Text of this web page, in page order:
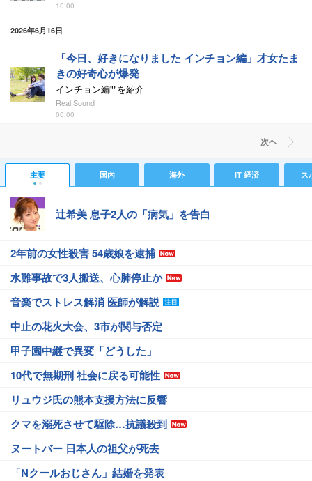
10:00
2026年6月16日
「今日、好きになりました インチョン編」才女たま
きの好奇心が爆発
インチョン編""を紹介
Real Sound
00:00
次ヘ
主要 国内 海外 IT 経済 ス
辻希美 息子2人の「病気」を告白
2年前の女性殺害 54歳娘を逮捕
水難事故で3人搬送、心肺停止か
音楽でストレス解消 医師が解説
中止の花火大会、3市が関与否定
甲子園中継で異変「どうした」
10代で無期刑 社会に戻る可能性
リュウジ氏の熊本支援方法に反響
クマを溺死させて駆除…抗議殺到
ヌートバー 日本人の祖父が死去
「Nクールおじさん」結婚を発表